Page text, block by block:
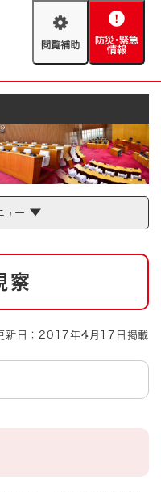
閲
助
防
緊
情
報
AED設置箇所
ュー
察
新日：2017年4月17日掲載